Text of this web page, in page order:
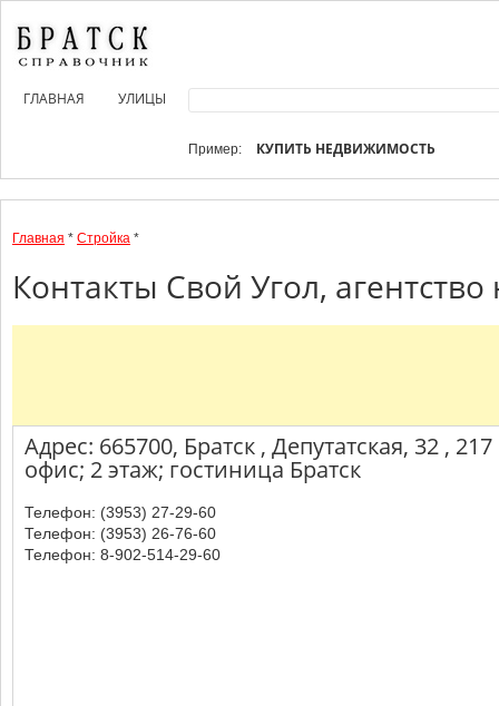
ГЛАВНАЯ УЛИЦЫ
Пример: КУПИТЬ НЕДВИЖИМОСТЬ
Главная * Стройка *
Контакты Свой Угол,
Адрес: 665700, Братск , Депутатская, 32 , 217
офис; 2 этаж; гостиница Братск
Телефон: (3953) 27-29-60
Телефон: (3953) 26-76-60
Телефон: 8-902-514-29-60